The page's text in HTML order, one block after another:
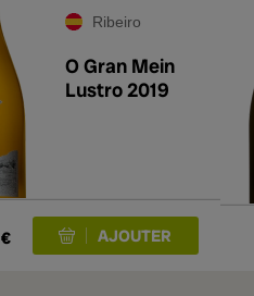
Ribeiro
O Gran Mein
Lustro 2019
€